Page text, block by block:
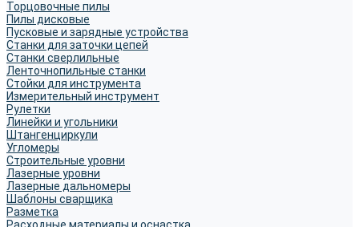
Торцовочные пилы
Пилы дисковые
Пусковые и зарядные устройства
Станки для заточки цепей
Станки сверлильные
Ленточнопильные станки
Стойки для инструмента
Измерительный инструмент
Рулетки
Линейки и угольники
Штангенциркули
Угломеры
Строительные уровни
Лазерные уровни
Лазерные дальномеры
Шаблоны сварщика
Разметка